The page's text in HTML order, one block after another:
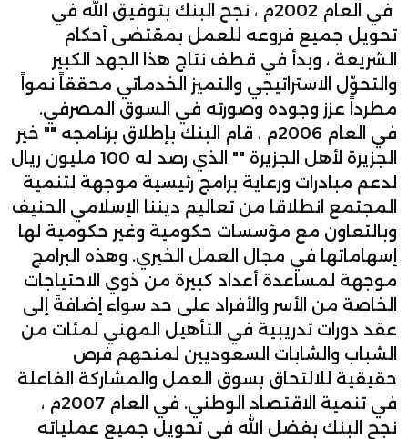
في العام 2002م ، نجح البنك بتوفيق الله في
تحويل جميع فروعه للعمل بمقتضى أحكام
الشريعة ، وبدأ في قطف نتاج هذا الجهد الكبير
والتحوّل الاستراتيجي والتميز الخدماتي محققاً نمواً
مطرداً عزز وجوده وصورته في السوق المصرفي.
في العام 2006م ، قام البنك بإطلاق برنامجه "" خير
الجزيرة لأهل الجزيرة "" الذي رصد له 100 مليون ريال
لدعم مبادرات ورعاية برامج رئيسية موجهة لتنمية
المجتمع انطلاقا من تعاليم ديننا الإسلامي الحنيف
وبالتعاون مع مؤسسات حكومية وغير حكومية لها
إسهاماتها في مجال العمل الخيري. وهذه البرامج
موجهة لمساعدة أعداد كبيرة من ذوي الاحتياجات
الخاصة من الأسر والأفراد على حد سواء إضافةً إلى
عقد دورات تدريبية في التأهيل المهني لمئات من
الشباب والشابات السعوديين لمنحهم فرص
حقيقية للالتحاق بسوق العمل والمشاركة الفاعلة
في تنمية الاقتصاد الوطني. في العام 2007م ،
نجح البنك بفضل الله في تحويل جميع عملياته